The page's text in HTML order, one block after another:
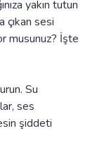
yakın tutun
çıkan sesi
musunuz? İşte
Su
ses
şiddeti